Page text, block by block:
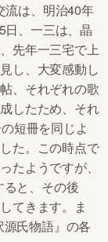
流は、明治40年
日、一三は、晶
先年一三宅で上
し、大変感動し
、それぞれの歌
したため、それ
短冊を同じよ
た。この時点で
たようですが、
と、その後
てきます。ま
氏物語』の各